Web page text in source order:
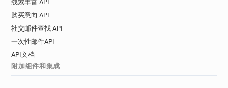
线索丰富 API
购买意向 API
社交邮件查找 API
一次性邮件API
API文档
附加组件和集成